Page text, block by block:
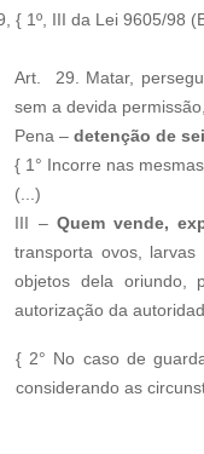
{ 1º, III da Lei 9605/98
Art. 29. Matar,
sem a devida
Pena –detenção de
{ 1° Incorre nas
(...)
III – Quem vende,
transporta ovos,
objetos dela oriundo,
autorização da
{ 2° No caso de
considerando as